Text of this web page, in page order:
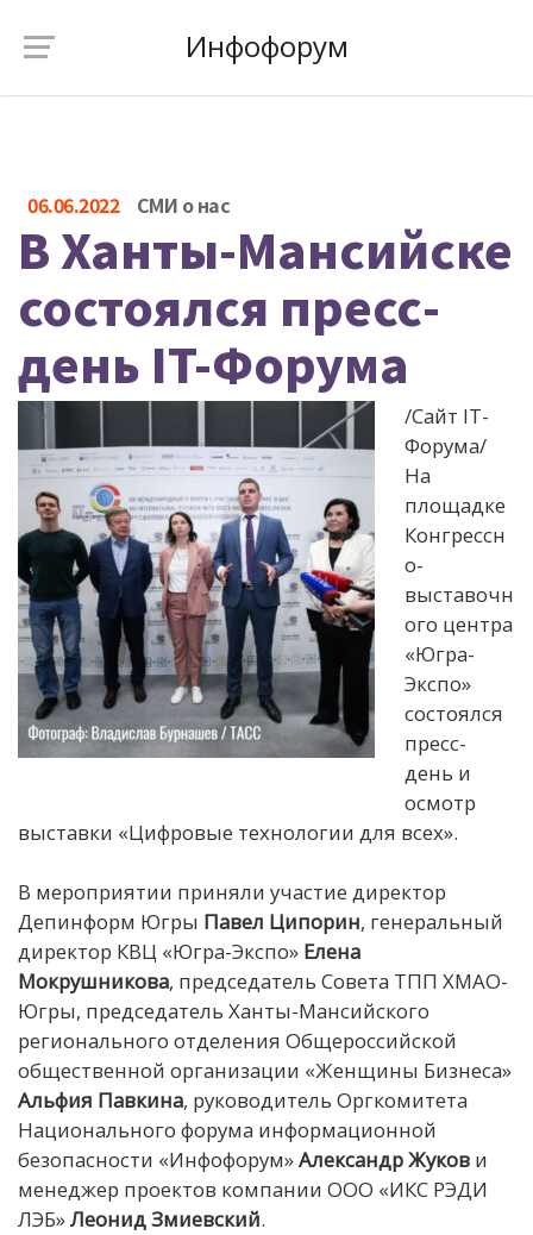
Инфофорум
06.06.2022 СМИ о нас
В Ханты-Мансийске
состоялся пресс-
день IT-Форума
/Сайт IT-
Форума/
На
площадке
Конгрессн
о-
выставочн
ого центра
«Югра-
Экспо»
состоялся
пресс-
день и
осмотр
выставки «Цифровые технологии для всех».
В мероприятии приняли участие директор
Депинформ Югры Павел Ципорин, генеральный
директор КВЦ «Югра-Экспо» Елена
Мокрушникова, председатель Совета ТПП ХМАО-
Югры, председатель Ханты-Мансийского
регионального отделения Общероссийской
общественной организации «Женщины Бизнеса»
Альфия Павкина, руководитель Оргкомитета
Национального форума информационной
безопасности «Инфофорум»Александр Жуков и
менеджер проектов компании ООО «ИКС РЭДИ
ЛЭБ»Леонид Змиевский.